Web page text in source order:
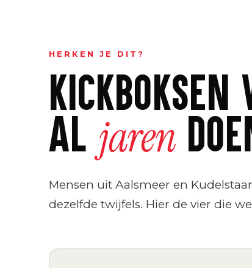
HERKEN JE DIT?
AL jaren
Mensen uit Aalsmeer en
dezelfde twijfels. Hier de vier die